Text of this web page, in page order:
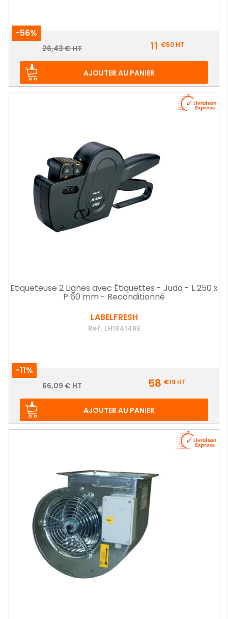
-56%
Prix
Prix
26,43 € HT 11 €50HT
AJOUTER AU PANIER
Etiqueteuse 2 Lignes avec Étiquettes - Judo - L 250 x
P 60 mm - Reconditionné
LABELFRESH
Ref. LH18414RE
-11%
Prix
Prix
66,09 € HT 58 €19 HT
AJOUTER AU PANIER